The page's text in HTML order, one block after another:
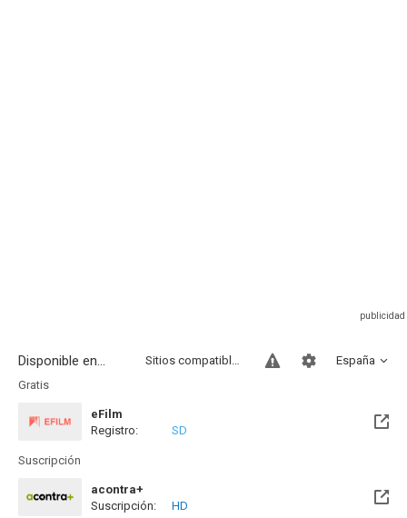
Disponible en... España
Sitios compatibles
Gratis
eFilm
Registro:
SD
Suscripción
acontra+
Suscripción:
HD